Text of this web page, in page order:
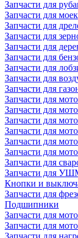
Запчасти для
Запчасти для моек
Запчасти для
Запчасти для
Запчасти для
Запчасти для
Запчасти для
Запчасти для
Запчасти для
Запчасти для
Запчасти для
Запчасти для
Запчасти для
Запчасти для
Запчасти для
Запчасти для
Запчасти для
Кнопки и
Запчасти для
Подшипники
Запчасти для
Запчасти для
Запчасти для